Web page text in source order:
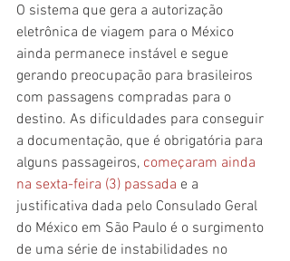
O sistema que gera a autorização
eletrônica de viagem para o México
ainda permanece instável e segue
gerando preocupação para brasileiros
com passagens compradas para o
destino. As dificuldades para conseguir
a documentação, que é obrigatória para
alguns passageiros, começaram ainda
na sexta-feira (3) passada e a
justificativa dada pelo Consulado Geral
do México em São Paulo é o surgimento
de uma série de instabilidades no